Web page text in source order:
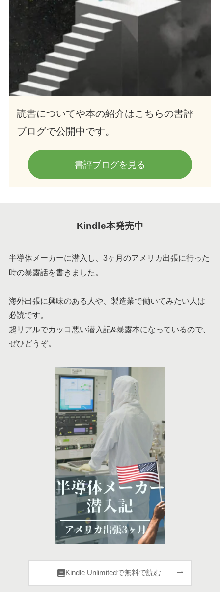
読書についてや本の紹介はこちらの書評
ブログで公開中です。
書評ブログを見る
Kindle本発売中
半導体メーカーに潜入し、3ヶ月のアメリカ出張に行った
時の暴露話を書きました。
海外出張に興味のある人や、製造業で働いてみたい人は
必読です。
超リアルでカッコ悪い潜入記&暴露本になっているので、
ぜひどうぞ。
Kindle Unlimitedで無料で読む